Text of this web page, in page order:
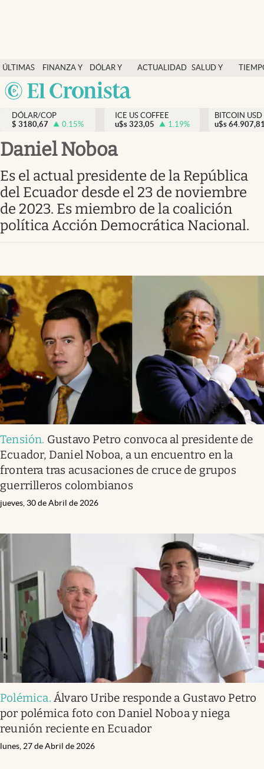
ÚLTIMAS
NOTICIAS
FINANZA Y
ECONOMÍA
DÓLAR Y
MERCADOS
ACTUALIDAD SALUD Y
México
Uruguay
Salud y nutrición
Vida espiritual
Actualidad
Dólar y mercados
Curiosidades
Colombia
DÓLAR/COP
$ 3180,67 0.15%
ICE US COFFEE
u$s 323,05 1.19%
BITCOIN USD
u$s
Daniel Noboa
Es el actual presidente de la República
del Ecuador desde el 23 de noviembre
de 2023. Es miembro de la coalición
política Acción Democrática Nacional.
Tensión. Gustavo Petro convoca al presidente de
Ecuador, Daniel Noboa, a un encuentro en la
frontera tras acusaciones de cruce de grupos
guerrilleros colombianos
jueves, 30 de Abril de 2026
Polémica. Álvaro Uribe responde a Gustavo Petro
por polémica foto con Daniel Noboa y niega
reunión reciente en Ecuador
lunes, 27 de Abril de 2026